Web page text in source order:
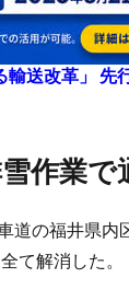
送改革」 先
作業で
道の福井県
て解消した。